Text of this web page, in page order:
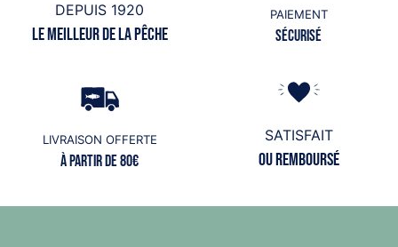
DEPUIS 1920
Le meilleur de la pêche
PAIEMENT
Sécurisé
LIVRAISON OFFERTE
à partir de 80€
SATISFAIT
ou remboursé